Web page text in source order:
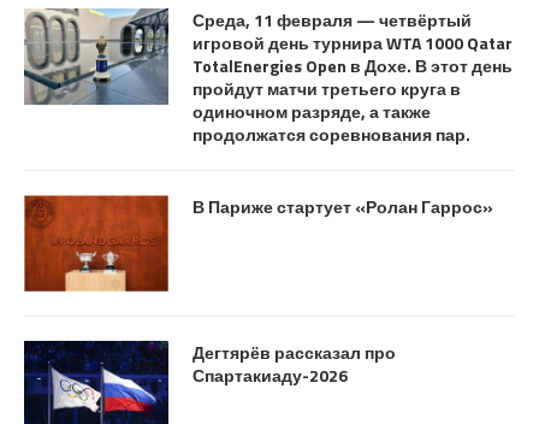
Среда, 11 февраля — четвёртый
игровой день турнира WTA 1000 Qatar
TotalEnergies Open в Дохе. В этот день
пройдут матчи третьего круга в
одиночном разряде, а также
продолжатся соревнования пар.
В Париже стартует «Ролан Гаррос»
Дегтярёв рассказал про
Спартакиаду-2026